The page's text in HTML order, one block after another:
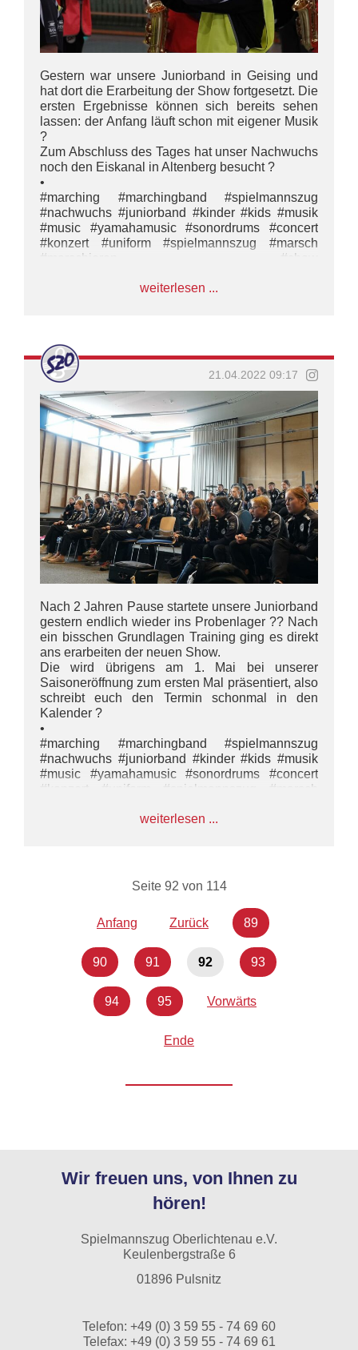
Gestern war unsere Juniorband in Geising und
hat dort die Erarbeitung der Show fortgesetzt. Die
ersten Ergebnisse können sich bereits sehen
lassen: der Anfang läuft schon mit eigener Musik
?
Zum Abschluss des Tages hat unser Nachwuchs
noch den Eiskanal in Altenberg besucht ?
•
#marching #marchingband #spielmannszug
#nachwuchs #juniorband #kinder #kids #musik
#music #yamahamusic #sonordrums #concert
#konzert #uniform #spielmannszug #marsch
#marschieren #show
weiterlesen ...
21.04.2022 09:17
Nach 2 Jahren Pause startete unsere Juniorband
gestern endlich wieder ins Probenlager ?? Nach
ein bisschen Grundlagen Training ging es direkt
ans erarbeiten der neuen Show.
Die wird übrigens am 1. Mai bei unserer
Saisoneröffnung zum ersten Mal präsentiert, also
schreibt euch den Termin schonmal in den
Kalender ?
•
#marching #marchingband #spielmannszug
#nachwuchs #juniorband #kinder #kids #musik
#music #yamahamusic #sonordrums #concert
#konzert #uniform #spielmannszug #marsch
#impulsamateurmusik#bmco #wirsinddiemusik
weiterlesen ...
Seite 92 von 114
Anfang Zurück 89
90 91 92 93
94 95 Vorwärts
Ende
Wir freuen uns, von Ihnen zu
hören!
Spielmannszug Oberlichtenau e.V.
Keulenbergstraße 6
01896 Pulsnitz
Telefon: +49 (0) 3 59 55 - 74 69 60
Telefax: +49 (0) 3 59 55 - 74 69 61